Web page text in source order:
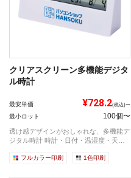
クリアスクリーン多機能デジタ
ル時計
最安単価 ¥728.2(税込)〜
最小ロット 100個〜
透け感デザインがおしゃれな、多機能デ
ジタル時計 時計・日付・温湿度・天気
フルカラー印刷 1色印刷